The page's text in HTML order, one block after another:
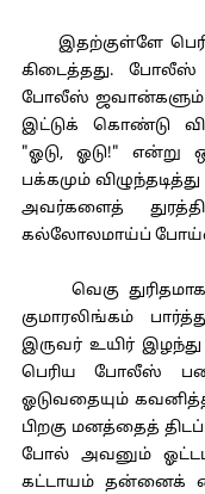
இதற்குள்ளே
கிடைத்தது. போலீஸ்
போலீஸ் ஜவான்களும்
இட்டுக் கொண்டு
"ஓடு, ஓடு!" என்று
பக்கமும்
அவர்களைத்
கல்லோலமாய்ப்
வெகு துரிதமாக
குமாரலிங்கம்
இருவர் உயிர் இழந்து
பெரிய போலீஸ்
ஓடுவதையும்
பிறகு மனத்தைத்
போல் அவனும் ஓட்டம்
கட்டாயம் தன்னைக்